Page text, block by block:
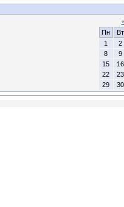
Пн
Вт
1
2
8
9
15
16
22
23
29
30